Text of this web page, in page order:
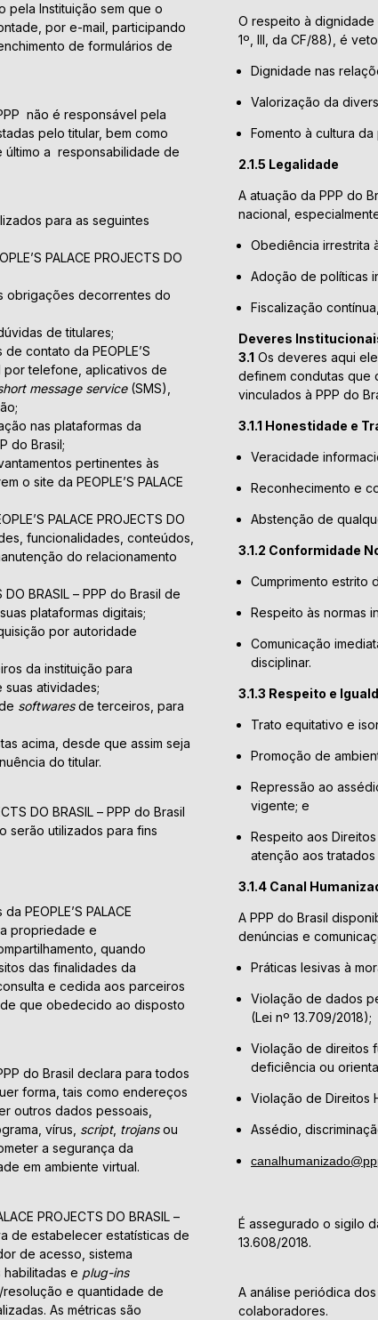
pela Instituição sem que o
por e-mail, participando
de formulários de
PPP não é responsável pela
pelo titular, bem como
último a responsabilidade de
para as seguintes
PALACE PROJECTS DO
obrigações decorrentes do
de titulares;
contato da PEOPLE’S
por telefone, aplicativos de
message service(SMS),
nas plataformas da
do Brasil;
pertinentes às
o site da PEOPLE’S PALACE
PALACE PROJECTS DO
funcionalidades, conteúdos,
do relacionamento
DO BRASIL – PPP do Brasil de
plataformas digitais;
por autoridade
da instituição para
atividades;
softwaresde terceiros, para
acima, desde que assim seja
do titular.
DO BRASIL – PPP do Brasil
serão utilizados para fins
PEOPLE’S PALACE
propriedade e
quando
das finalidades da
e cedida aos parceiros
que obedecido ao disposto
PPP do Brasil declara para todos
forma, tais como endereços
outros dados pessoais,
vírus, script, trojansou
a segurança da
em ambiente virtual.
PROJECTS DO BRASIL –
de estabelecer estatísticas de
de acesso, sistema
e plug-ins
e quantidade de
As métricas são
O respeito à dignidade
1º, III, da CF/88), é
Dignidade nas
Valorização da
Fomento à cultura
2.1.5 Legalidade
A atuação da PPP do
nacional,
Obediência irrestrita
Adoção de políticas
Fiscalização
Deveres
3.1 Os deveres aqui
definem condutas que
vinculados à PPP do
3.1.1 Honestidade e
Veracidade
Reconhecimento e
Abstenção de
3.1.2 Conformidade
Cumprimento estrito
Respeito às normas
Comunicação
disciplinar.
3.1.3 Respeito e
Trato equitativo e
Promoção de
Repressão ao
vigente; e
Respeito aos
atenção aos
3.1.4 Canal
A PPP do Brasil
denúncias e
Práticas lesivas à
Violação de dados
(Lei nº 13.709/2018);
Violação de direitos
deficiência ou
Violação de Direitos
Assédio,
É assegurado o sigilo
13.608/2018.
A análise periódica
colaboradores.